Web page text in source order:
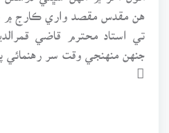
هن مقدس مقصد واري ڪارج ۾
تي استاد محترم قاضي
جنهن منهنجي وقت سر
